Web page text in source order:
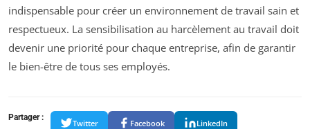
indispensable pour créer un environnement de travail sain et
respectueux. La sensibilisation au harcèlement au travail doit
devenir une priorité pour chaque entreprise, afin de garantir
le bien-être de tous ses employés.
Partager :
Twitter Facebook LinkedIn